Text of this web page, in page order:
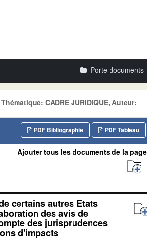
Porte-documents
CADRE JURIDIQUE, Auteur:
PDF Tableau
PDF Bibliographie
Ajouter tous les documents de la page
certains autres Etats
des avis de
des jurisprudences
d'impacts